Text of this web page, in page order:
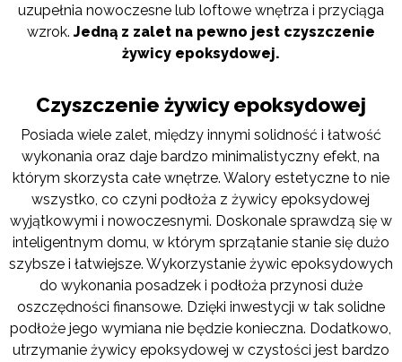
uzupełnia nowoczesne lub loftowe wnętrza i przyciąga
wzrok. Jedną z zalet na pewno jest czyszczenie
żywicy epoksydowej.
Czyszczenie żywicy epoksydowej
Posiada wiele zalet, między innymi solidność i łatwość
wykonania oraz daje bardzo minimalistyczny efekt, na
którym skorzysta całe wnętrze. Walory estetyczne to nie
wszystko, co czyni podłoża z żywicy epoksydowej
wyjątkowymi i nowoczesnymi. Doskonale sprawdzą się w
inteligentnym domu, w którym sprzątanie stanie się dużo
szybsze i łatwiejsze. Wykorzystanie żywic epoksydowych
do wykonania posadzek i podłoża przynosi duże
oszczędności finansowe. Dzięki inwestycji w tak solidne
podłoże jego wymiana nie będzie konieczna. Dodatkowo,
utrzymanie żywicy epoksydowej w czystości jest bardzo